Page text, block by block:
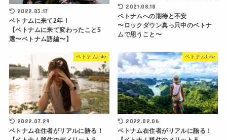
2022.03.17
ベトナムに来て2年！
【ベトナムに来て変わったこと5
選〜ベトナム語編〜】
2021.08.18
ベトナムへの期待と不安
〜ロックダウン真っ只中のベトナ
ムで思うこと〜
ベトナムLife
2022.07.29
ベトナム在住者がリアルに語る！
ベトナムLife
2022.02.06
ベトナム在住者がリアルに語る！